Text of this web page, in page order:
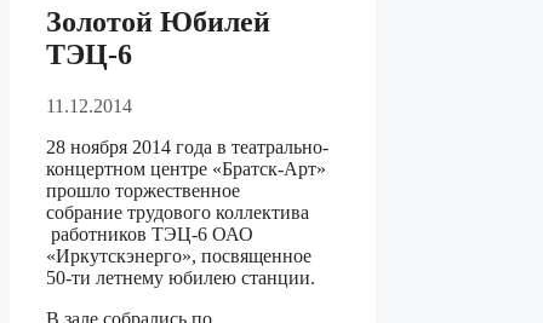
Золотой Юбилей
ТЭЦ-6
11.12.2014
28 ноября 2014 года в театрально-
концертном центре «Братск-Арт»
прошло торжественное
собрание трудового коллектива
работников ТЭЦ-6 ОАО
«Иркутскэнерго», посвященное
50-ти летнему юбилею станции.